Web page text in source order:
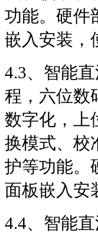
功能。硬件
嵌入安装，
4.3、智能
程，六位数
数字化，上
换模式、校
护等功能。
面板嵌入安
4.4、智能